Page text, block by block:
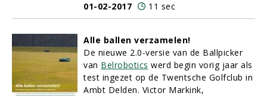
01-02-2017
11 sec
Alle ballen verzamelen!
De nieuwe 2.0-versie van de Ballpicker
van Belrobotics werd begin vorig jaar als
test ingezet op de Twentsche Golfclub in
Ambt Delden. Victor Markink,